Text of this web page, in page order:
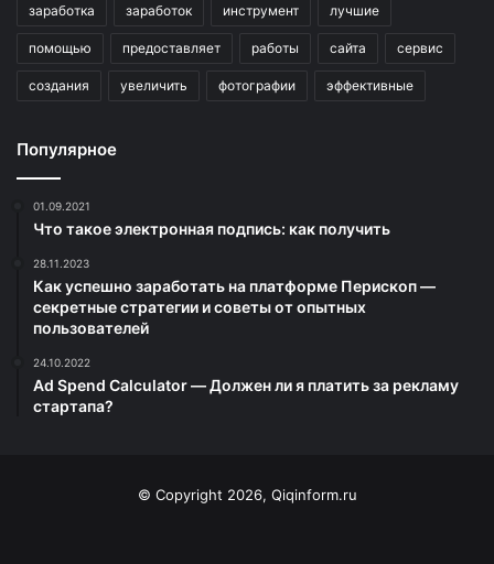
заработка заработок инструмент лучшие
помощью предоставляет работы сайта сервис
создания увеличить фотографии эффективные
Популярное
01.09.2021
Что такое электронная подпись: как получить
28.11.2023
Как успешно заработать на платформе Перископ —
секретные стратегии и советы от опытных
пользователей
24.10.2022
Ad Spend Calculator — Должен ли я платить за рекламу
стартапа?
© Copyright 2026, Qiqinform.ru